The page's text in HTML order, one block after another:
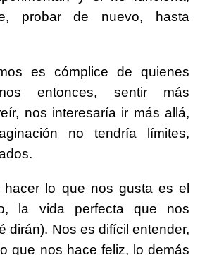
probar de nuevo, hasta
es cómplice de quienes
entonces, sentir más
nos interesaría ir más allá,
no tendría límites,
hacer lo que nos gusta es el
la vida perfecta que nos
dirán). Nos es difícil entender,
que nos hace feliz, lo demás